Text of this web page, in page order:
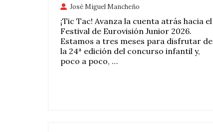
José Miguel Mancheño
¡Tic Tac! Avanza la cuenta atrás hacia el
Festival de Eurovisión Junior 2026.
Estamos a tres meses para disfrutar de
la 24ª edición del concurso infantil y,
poco a poco, …